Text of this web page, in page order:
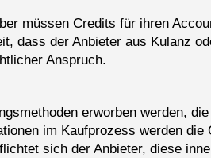
müssen Credits für ihren
dass der Anbieter aus Kulanz
Anspruch.
erworben werden,
im Kaufprozess werden die
sich der Anbieter, diese